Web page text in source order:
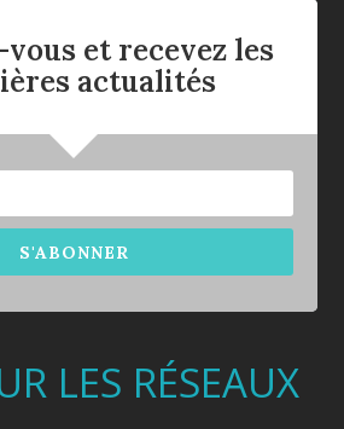
et recevez les
actualités
S'ABONNER
LES RÉSEAUX